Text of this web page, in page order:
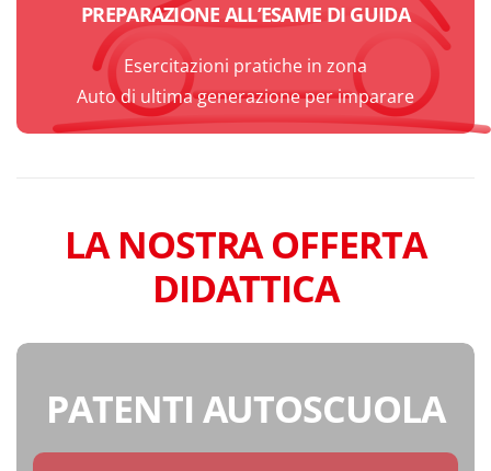
PREPARAZIONE ALL’ESAME DI GUIDA
Esercitazioni pratiche in zona
Auto di ultima generazione per imparare
LA NOSTRA OFFERTA
DIDATTICA
PATENTI AUTOSCUOLA